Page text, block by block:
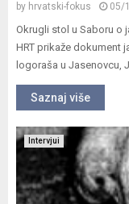
by hrvatski-fokus 05/
Okrugli stol u Saboru o
HRT prikaže dokument
logoraša u Jasenovcu,
Saznaj više
Intervjui